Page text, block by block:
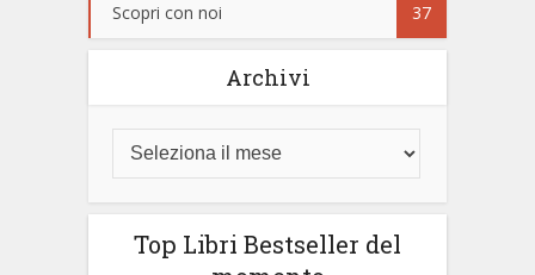
Scopri con noi 37
Archivi
Top Libri Bestseller del